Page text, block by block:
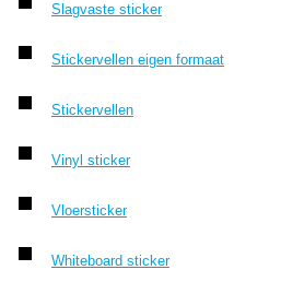
Slagvaste sticker
Stickervellen eigen formaat
Stickervellen
Vinyl sticker
Vloersticker
Whiteboard sticker